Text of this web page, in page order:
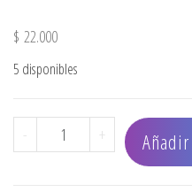
$ 22.000
5 disponibles
- CUCHILLA x10
+